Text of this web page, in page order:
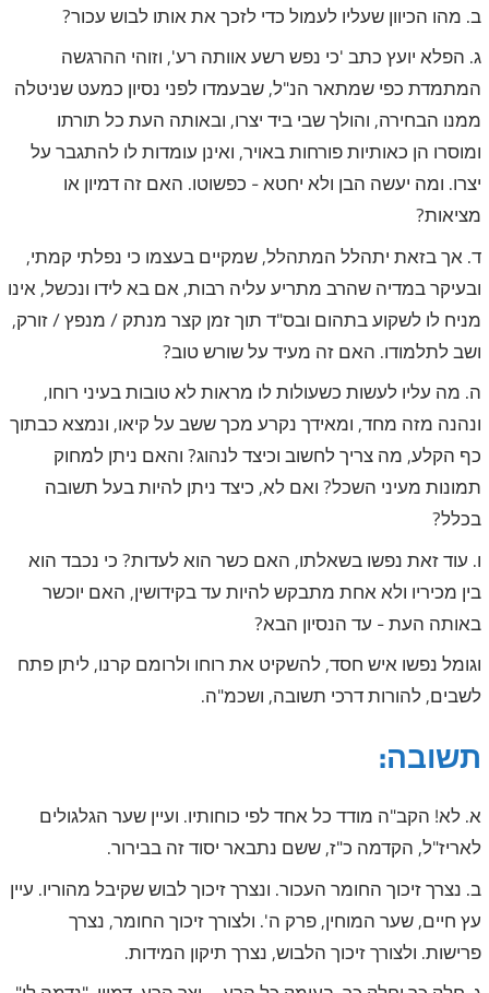
ב. מהו הכיוון שעליו לעמול כדי לזכך את אותו לבוש עכור?
ג. הפלא יועץ כתב 'כי נפש רשע אוותה רע', וזוהי ההרגשה
המתמדת כפי שמתאר הנ"ל, שבעמדו לפני נסיון כמעט שניטלה
ממנו הבחירה, והולך שבי ביד יצרו, ובאותה העת כל תורתו
ומוסרו הן כאותיות פורחות באויר, ואינן עומדות לו להתגבר על
יצרו. ומה יעשה הבן ולא יחטא - כפשוטו. האם זה דמיון או
מציאות?
ד. אך בזאת יתהלל המתהלל, שמקיים בעצמו כי נפלתי קמתי,
ובעיקר במדיה שהרב מתריע עליה רבות, אם בא לידו ונכשל, אינו
מניח לו לשקוע בתהום ובס"ד תוך זמן קצר מנתק / מנפץ / זורק,
ושב לתלמודו. האם זה מעיד על שורש טוב?
ה. מה עליו לעשות כשעולות לו מראות לא טובות בעיני רוחו,
ונהנה מזה מחד, ומאידך נקרע מכך ששב על קיאו, ונמצא כבתוך
כף הקלע, מה צריך לחשוב וכיצד לנהוג? והאם ניתן למחוק
תמונות מעיני השכל? ואם לא, כיצד ניתן להיות בעל תשובה
בכלל?
ו. עוד זאת נפשו בשאלתו, האם כשר הוא לעדות? כי נכבד הוא
בין מכיריו ולא אחת מתבקש להיות עד בקידושין, האם יוכשר
באותה העת - עד הנסיון הבא?
וגומל נפשו איש חסד, להשקיט את רוחו ולרומם קרנו, ליתן פתח
לשבים, להורות דרכי תשובה, ושכמ"ה.
תשובה:
א. לא! הקב"ה מודד כל אחד לפי כוחותיו. ועיין שער הגלגולים
לאריז"ל, הקדמה כ"ז, ששם נתבאר יסוד זה בבירור.
ב. נצרך זיכוך החומר העכור. ונצרך זיכוך לבוש שקיבל מהוריו. עיין
עץ חיים, שער המוחין, פרק ה'. ולצורך זיכוך החומר, נצרך
פרישות. ולצורך זיכוך הלבוש, נצרך תיקון המידות.